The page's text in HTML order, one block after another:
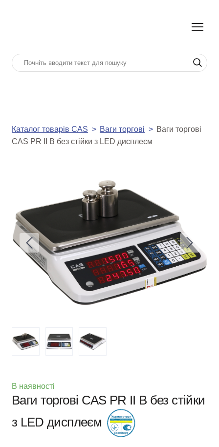
Каталог товарів CAS Ваги торгові
Ваги торгові
CAS PR II B без стійки з LED дисплеєм
В наявності
Ваги торгові CAS PR II B без стійки
з LED дисплеєм